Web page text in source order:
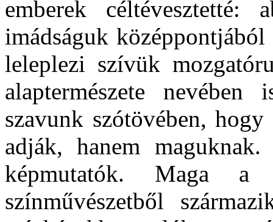
emberek
imádságuk
leleplezi szívük
alaptermészete
szavunk szótövében,
adják, hanem
képmutatók. Maga
színművészetből